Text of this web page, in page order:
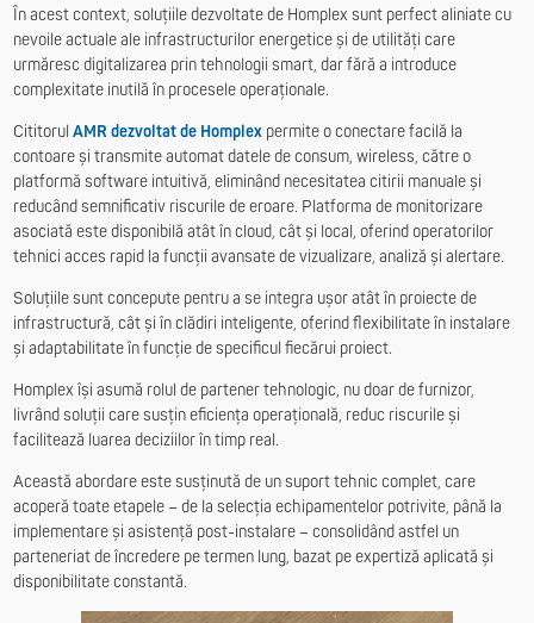
În acest context, soluțiile dezvoltate de Homplex sunt perfect aliniate cu
nevoile actuale ale infrastructurilor energetice și de utilități care
urmăresc digitalizarea prin tehnologii smart, dar fără a introduce
complexitate inutilă în procesele operaționale.
Cititorul AMR dezvoltat de Homplexpermite o conectare facilă la
contoare și transmite automat datele de consum, wireless, către o
platformă software intuitivă, eliminând necesitatea citirii manuale și
reducând semnificativ riscurile de eroare. Platforma de monitorizare
asociată este disponibilă atât în cloud, cât și local, oferind operatorilor
tehnici acces rapid la funcții avansate de vizualizare, analiză și alertare.
Soluțiile sunt concepute pentru a se integra ușor atât în proiecte de
infrastructură, cât și în clădiri inteligente, oferind flexibilitate în instalare
și adaptabilitate în funcție de specificul fiecărui proiect.
Homplex își asumă rolul de partener tehnologic, nu doar de furnizor,
livrând soluții care susțin eficiența operațională, reduc riscurile și
facilitează luarea deciziilor în timp real.
Această abordare este susținută de un suport tehnic complet, care
acoperă toate etapele – de la selecția echipamentelor potrivite, până la
implementare și asistență post-instalare – consolidând astfel un
parteneriat de încredere pe termen lung, bazat pe expertiză aplicată și
disponibilitate constantă.